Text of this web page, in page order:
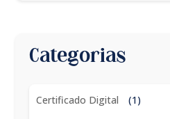
Categorias
Certificado Digital (1)